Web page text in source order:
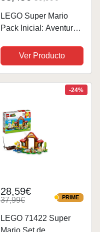
LEGO Super Mario
Pack Inicial: Aventuras
Figuras Interactivas,
Juguete de
Construcción del
Videojuego, Idea de
para...
Ver Producto
-24%
28,59€
37,99€ PRIME
PRIME
LEGO 71422 Super